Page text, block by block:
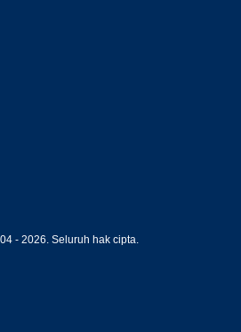
- 2026. Seluruh hak cipta.